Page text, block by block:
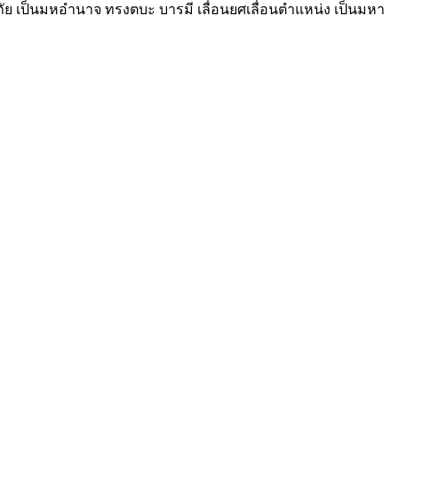
ป็นมหอำนาจ ทรงตบะ บารมี เลื่อนยศเลื่อนตำแหน่ง เป็นมหา